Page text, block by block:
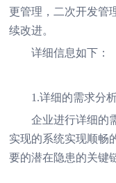
更管理，二次开发管
续改进。
详细信息如下：
1.详细的需求分
企业进行详细的需
实现的系统实现顺畅
要的潜在隐患的关键